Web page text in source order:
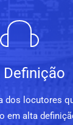
dos locutores
em alta